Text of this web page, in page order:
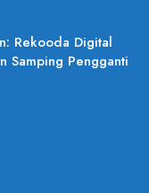
Rekooda Digital
Samping Pengganti